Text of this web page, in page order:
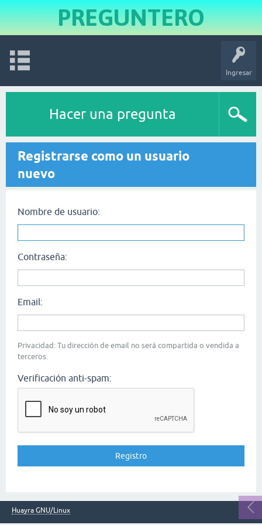
PREGUNTERO
Ingresar
Hacer una pregunta
Registrarse como un usuario
nuevo
Nombre de usuario:
Contraseña:
Email:
Privacidad: Tu dirección de email no será compartida o vendida a
terceros.
Verificación anti-spam:
Huayra GNU/Linux